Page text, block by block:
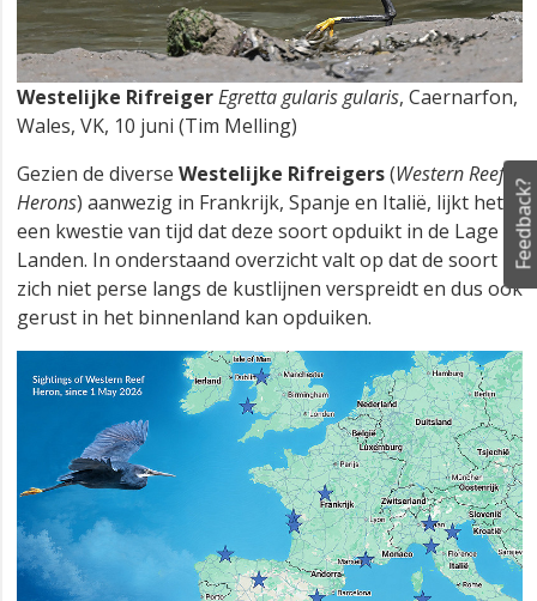
Westelijke RifreigerEgretta gularis gularis, Caernarfon,
Wales, VK, 10 juni (Tim Melling)
Gezien de diverse Westelijke Rifreigers(Western Reef
Herons) aanwezig in Frankrijk, Spanje en Italië, lijkt het
een kwestie van tijd dat deze soort opduikt in de Lage
Landen. In onderstaand overzicht valt op dat de soort
zich niet perse langs de kustlijnen verspreidt en dus ook
gerust in het binnenland kan opduiken.
Feedback?